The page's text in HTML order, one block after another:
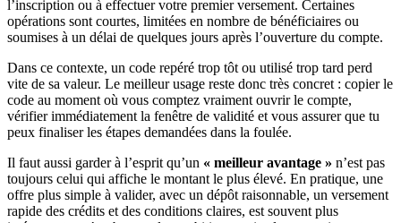
l’inscription ou à effectuer votre premier versement. Certaines
opérations sont courtes, limitées en nombre de bénéficiaires ou
soumises à un délai de quelques jours après l’ouverture du compte.
Dans ce contexte, un code repéré trop tôt ou utilisé trop tard perd
vite de sa valeur. Le meilleur usage reste donc très concret : copier le
code au moment où vous comptez vraiment ouvrir le compte,
vérifier immédiatement la fenêtre de validité et vous assurer que tu
peux finaliser les étapes demandées dans la foulée.
Il faut aussi garder à l’esprit qu’un « meilleur avantage » n’est pas
toujours celui qui affiche le montant le plus élevé. En pratique, une
offre plus simple à valider, avec un dépôt raisonnable, un versement
rapide des crédits et des conditions claires, est souvent plus